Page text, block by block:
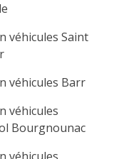
véhicules Saint
véhicules Barr
véhicules
Bourgnounac